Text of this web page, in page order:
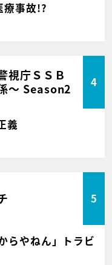
事故!?
視庁ＳＳＢ
～ Season2
4
義
5
らやねん」トラビ